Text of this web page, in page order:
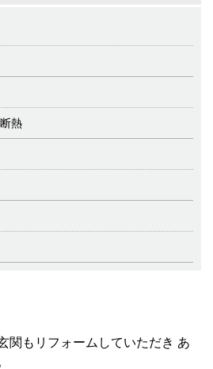
熱
関もリフォームしていただき あ